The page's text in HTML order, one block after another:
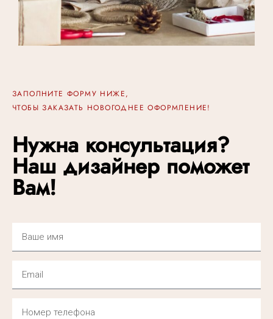
ЗАПОЛНИТЕ ФОРМУ НИЖЕ,
ЧТОБЫ ЗАКАЗАТЬ НОВОГОДНЕЕ ОФОРМЛЕНИЕ!
Нужна консультация?
Наш дизайнер поможет
Вам!